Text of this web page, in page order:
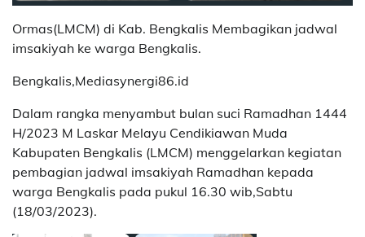
Ormas(LMCM) di Kab. Bengkalis Membagikan jadwal
imsakiyah ke warga Bengkalis.
Bengkalis,Mediasynergi86.id
Dalam rangka menyambut bulan suci Ramadhan 1444
H/2023 M Laskar Melayu Cendikiawan Muda
Kabupaten Bengkalis (LMCM) menggelarkan kegiatan
pembagian jadwal imsakiyah Ramadhan kepada
warga Bengkalis pada pukul 16.30 wib,Sabtu
(18/03/2023).